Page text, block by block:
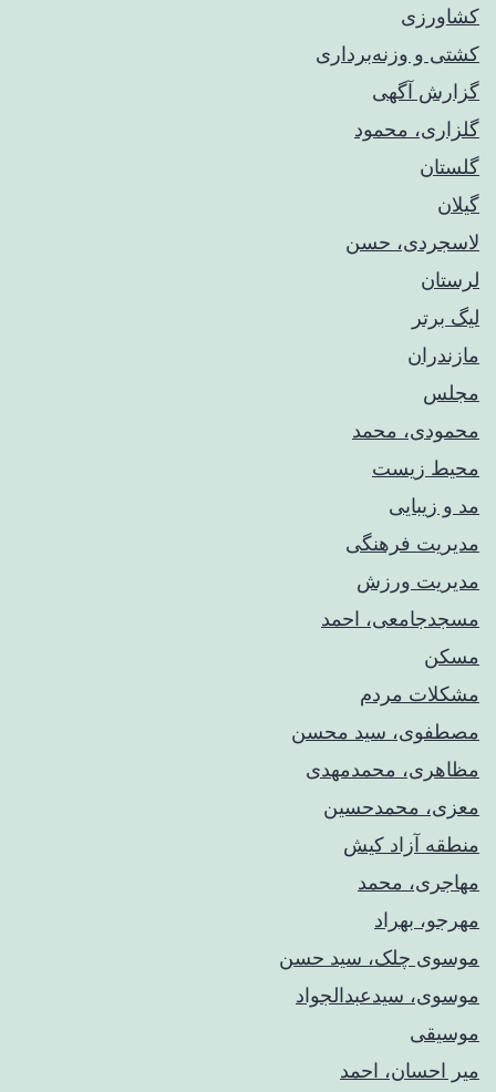
کشاورزی
کشتی و وزنه‌برداری
گزارش آگهی
گلزاری، محمود
گلستان
گیلان
لاسجردی، حسن
لرستان
لیگ برتر
مازندران
مجلس
محمودی، محمد
محیط زیست
مد و زیبایی
مدیریت فرهنگی
مدیریت ورزش
مسجدجامعی، احمد
مسکن
مشکلات مردم
مصطفوی، سید محسن
مظاهری، محمدمهدی
معزی، محمدحسین
منطقه آزاد کیش
مهاجری، محمد
مهرجو، بهراد
موسوی چلک، سید حسن
موسوی، سیدعبدالجواد
موسیقی
میر احسان، احمد